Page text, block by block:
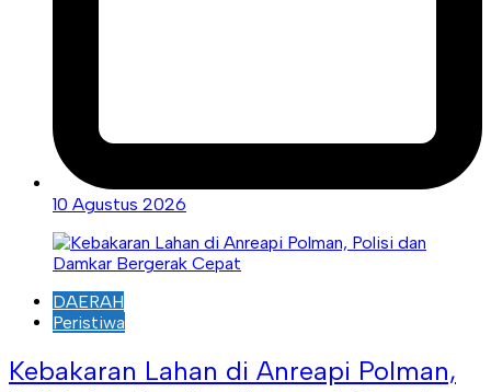
10 Agustus 2026
DAERAH
Peristiwa
Kebakaran Lahan di Anreapi Polman,